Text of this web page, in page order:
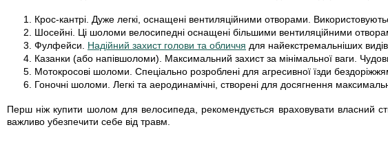
Крос-кантрі . Дуже легкі, оснащені вентиляційними отворами.
Шосейні . Ці шоломи велосипедні оснащені більшими вентиляційними
Фулфейси
Надійний захист голови та обличчя для найекстремальніших
Казанки (або напівшоломи).
Максимальний захист за мінімальної ваги.
Мотокросові шоломи. Спеціально розроблені для агресивної їзди
Гоночні шоломи. Легкі та аеродинамічні, створені для досягнення
Перш ніж купити шолом для велосипеда, рекомендується враховувати власний
важливо убезпечити себе від травм.